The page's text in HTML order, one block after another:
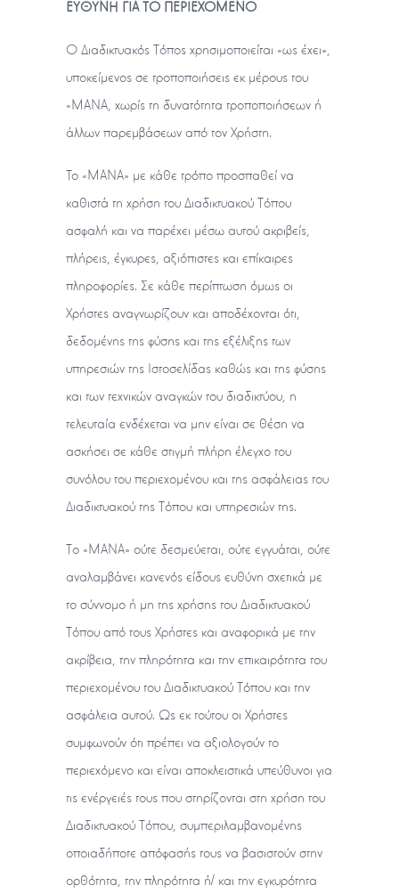
ΕΥΘΥΝΗ ΓΙΑ ΤΟ ΠΕΡΙΕΧΟΜΕΝΟ
Ο Διαδικτυακός Τόπος χρησιμοποιείται «ως έχει»,
υποκείμενος σε τροποποιήσεις εκ μέρους του
«ΜΑΝΑ, χωρίς τη δυνατότητα τροποποιήσεων ή
άλλων παρεμβάσεων από τον Χρήστη.
To «ΜΑΝΑ» με κάθε τρόπο προσπαθεί να
καθιστά τη χρήση του Διαδικτυακού Τόπου
ασφαλή και να παρέχει μέσω αυτού ακριβείς,
πλήρεις, έγκυρες, αξιόπιστες και επίκαιρες
πληροφορίες. Σε κάθε περίπτωση όμως οι
Χρήστες αναγνωρίζουν και αποδέχονται ότι,
δεδομένης της φύσης και της εξέλιξης των
υπηρεσιών της Ιστοσελίδας καθώς και της φύσης
και των τεχνικών αναγκών του διαδικτύου, η
τελευταία ενδέχεται να μην είναι σε θέση να
ασκήσει σε κάθε στιγμή πλήρη έλεγχο του
συνόλου του περιεχομένου και της ασφάλειας του
Διαδικτυακού της Τόπου και υπηρεσιών της.
Το «ΜΑΝΑ» ούτε δεσμεύεται, ούτε εγγυάται, ούτε
αναλαμβάνει κανενός είδους ευθύνη σχετικά με
το σύννομο ή μη της χρήσης του Διαδικτυακού
Τόπου από τους Χρήστες και αναφορικά με την
ακρίβεια, την πληρότητα και την επικαιρότητα του
περιεχομένου του Διαδικτυακού Τόπου και την
ασφάλεια αυτού. Ως εκ τούτου οι Χρήστες
συμφωνούν ότι πρέπει να αξιολογούν το
περιεχόμενο και είναι αποκλειστικά υπεύθυνοι για
τις ενέργειές τους που στηρίζονται στη χρήση του
Διαδικτυακού Τόπου, συμπεριλαμβανομένης
οποιαδήποτε απόφασής τους να βασιστούν στην
ορθότητα, την πληρότητα ή/ και την εγκυρότητα